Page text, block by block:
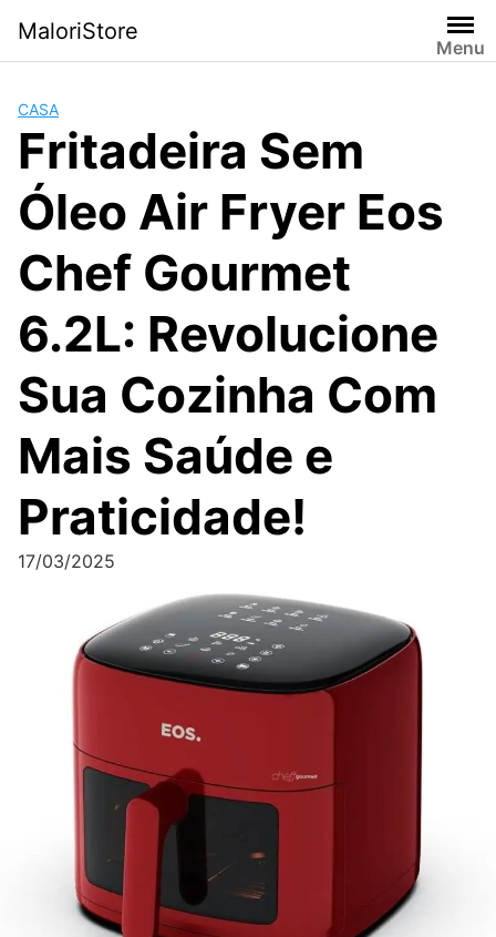
para
o
MaloriStore
Menu
CASA
Fritadeira Sem
Óleo Air Fryer Eos
Chef Gourmet
6.2L: Revolucione
Sua Cozinha Com
Mais Saúde e
Praticidade!
17/03/2025